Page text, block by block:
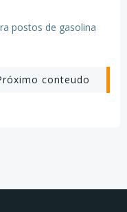
postos de gasolina
conteudo